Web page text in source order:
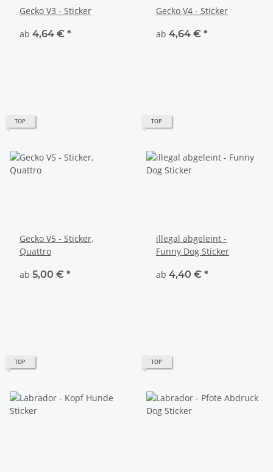
Gecko V3 - Sticker
ab 4,64 € *
Gecko V4 - Sticker
ab 4,64 € *
TOP
Gecko V5 - Sticker,
Quattro
ab 5,00 € *
TOP
illegal abgeleint -
Funny Dog Sticker
ab 4,40 € *
TOP TOP